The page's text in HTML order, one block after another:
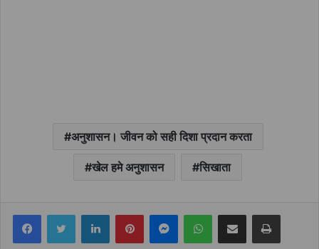
अनुशासन। जीवन को सही दिशा प्रदान करता
खेल हमे अनुशासन सिखाता
FacebookTwitter LinkedInPinterestMessengerWhatsAppShare via Email Print